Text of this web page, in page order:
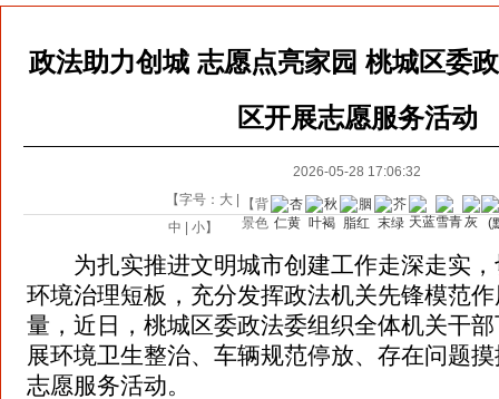
政法助力创城 志愿点亮家园 桃城区委
区开展志愿服务活动
2026-05-28 17:06:32
【字号： 大
中
|小】
【背
景色
为扎实推进文明城市创建工作走深走实，
环境治理短板，充分发挥政法机关先锋模范
量，近日，桃城区委政法委组织全体机关干
展环境卫生整治、车辆规范停放、存在问题
志愿服务活动。